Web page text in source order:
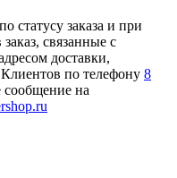
статусу заказа и при
связанные с
доставки,
по телефону 8
сообщение на